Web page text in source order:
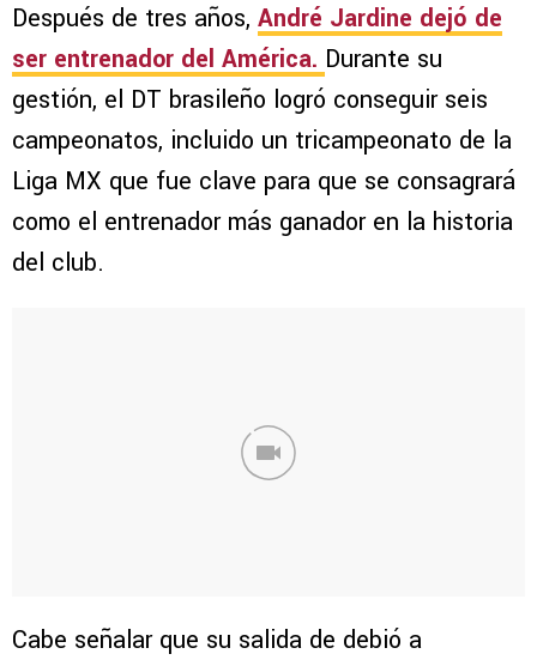
Después de tres años, André Jardine dejó de
ser entrenador del América. Durante su
gestión, el DT brasileño logró conseguir seis
campeonatos, incluido un tricampeonato de la
Liga MX que fue clave para que se consagrará
como el entrenador más ganador en la historia
del club.
Cabe señalar que su salida de debió a